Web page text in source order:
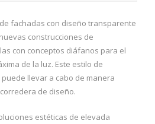
fachadas con diseño transparente
construcciones de
con conceptos diáfanos para el
de la luz. Este estilo de
llevar a cabo de manera
de diseño.
estéticas de elevada